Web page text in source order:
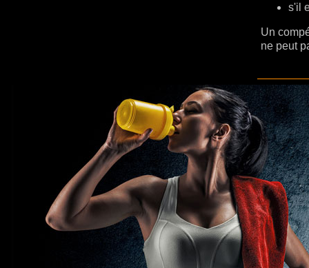
s'il
Un
ne peut